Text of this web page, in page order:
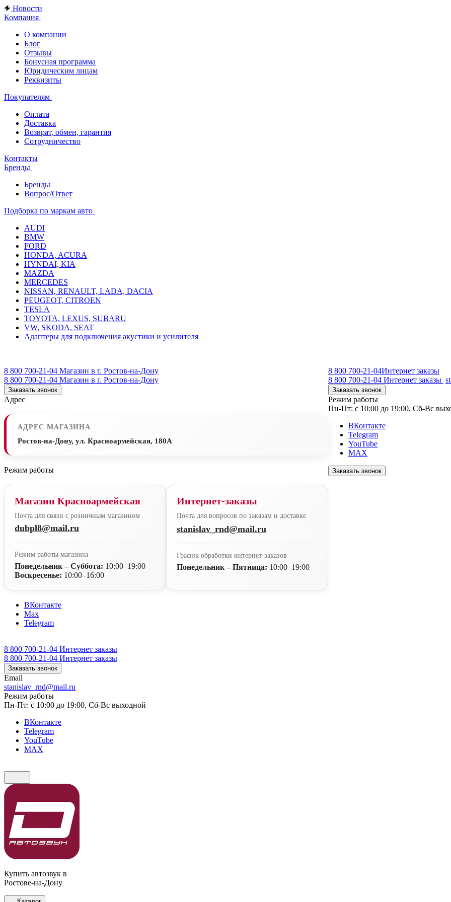
Новости
Компания
О компании
Блог
Отзывы
Бонусная программа
Юридическим лицам
Реквизиты
Покупателям
Оплата
Доставка
Возврат, обмен, гарантия
Сотрудничество
Контакты
Бренды
Бренды
Вопрос/Ответ
Подборка по маркам авто
AUDI
BMW
FORD
HONDA, ACURA
HYNDAI, KIA
MAZDA
MERCEDES
NISSAN, RENAULT, LADA, DACIA
PEUGEOT, CITROEN
TESLA
TOYOTA, LEXUS, SUBARU
VW, SKODA, SEAT
Адаптеры для подключения акустики и усилителя
8 800 700-21-04 Магазин в г. Ростов-на-Дону
8 800 700-21-04 Магазин в г. Ростов-на-Дону
Заказать звонок
Адрес
АДРЕС МАГАЗИНА
Ростов-на-Дону, ул. Красноармейская, 180А
Режим работы
Магазин Красноармейская
Почта для связи с розничным магазином
dubpl8@mail.ru
Режим работы магазина
Понедельник – Суббота: 10:00–19:00
Воскресенье: 10:00–16:00
Интернет-заказы
Почта для вопросов по заказам и доставке
stanislav_rnd@mail.ru
График обработки интернет-заказов
Понедельник – Пятница: 10:00–19:00
ВКонтакте
Max
Telegram
8 800 700-21-04 Интернет заказы
8 800 700-21-04 Интернет заказы
Заказать звонок
Email
stanislav_rnd@mail.ru
Режим работы
Пн-Пт: с 10:00 до 19:00, Сб-Вс выходной
ВКонтакте
Telegram
YouTube
MAX
8 800 700-21-04Интернет заказы
8 800 700-21-04 Интернет заказы
Заказать звонок
Режим работы
Пн-Пт: с 10:00 до 19:00, Сб-Вс
ВКонтакте
Telegram
YouTube
MAX
Заказать звонок
Купить автозвук в
Ростове-на-Дону